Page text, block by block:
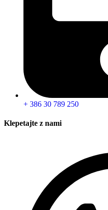
+ 386 30 789 250
Klepetajte z nami